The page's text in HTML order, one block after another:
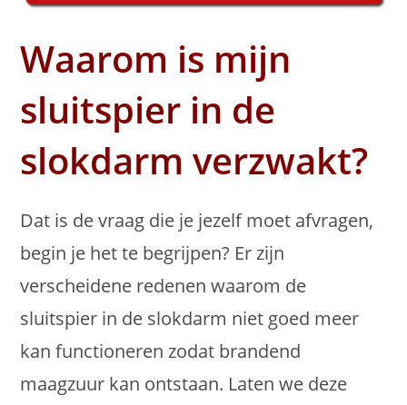
Waarom is mijn
sluitspier in de
slokdarm verzwakt?
Dat is de vraag die je jezelf moet afvragen,
begin je het te begrijpen? Er zijn
verscheidene redenen waarom de
sluitspier in de slokdarm niet goed meer
kan functioneren zodat brandend
maagzuur kan ontstaan. Laten we deze